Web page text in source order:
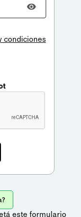
condiciones
este formulario